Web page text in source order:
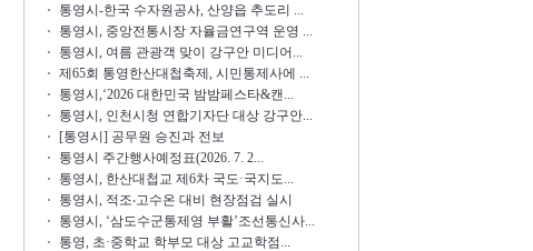
통영시-한국 수자원공사, 산양읍 추도리 ...
통영시, 중앙전통시장 자율금연구역 운영 ...
통영시, 여름 관광객 맞이 강구안 미디어...
제65회 통영한산대첩축제, 시민통제사에 ...
통영시,‘2026 대한민국 밤밤페스타&캔...
통영시, 인천시청 연합기자단 대상 강구안...
[통영시] 공무원 승진과 전보
통영시 주간행사예정표(2026. 7. 2...
통영시, 한산대첩교 제6차 국도·국지도...
통영시, 적조‧고수온 대비 현장점검 실시
통영시, ‘삼도수군통제영 부활’조선통신사...
통영, 초·중학교 학부모 대상 고교학점...